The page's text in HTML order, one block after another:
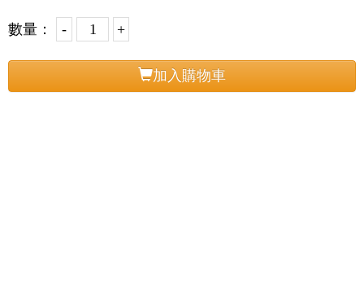
數量：
加入購物車